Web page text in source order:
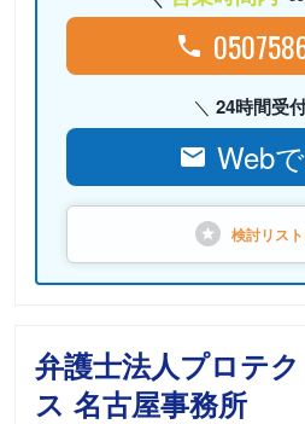
24時間受
Web
検討リス
弁護士法人プロテ
ス 名古屋事務所